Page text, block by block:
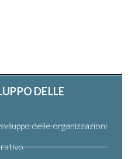
DELLE
delle organizzazioni